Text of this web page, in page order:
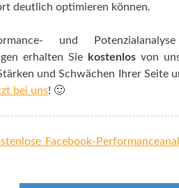
deutlich optimieren können.
und
erhalten Sie
kostenlos von
und Schwächen Ihrer Seite
bei uns! 🙂
Facebook-